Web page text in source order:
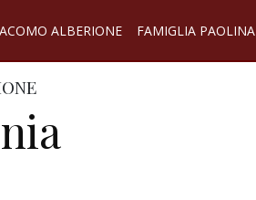
ALBERIONE FAMIGLIA PAOLINA